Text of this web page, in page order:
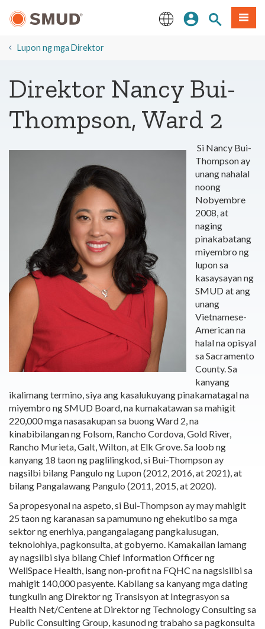
Nilalaman
Mag-sign InMenu
Lupon ng mga Direktor
Direktor Nancy Bui-
Thompson, Ward 2
Si Nancy Bui-
Thompson ay
unang nahalal
noong
Nobyembre
2008, at
naging
pinakabatang
miyembro ng
lupon sa
kasaysayan ng
SMUD at ang
unang
Vietnamese-
American na
halal na opisyal
sa Sacramento
County. Sa
kanyang
ikalimang termino, siya ang kasalukuyang pinakamatagal na
miyembro ng SMUD Board, na kumakatawan sa mahigit
220,000 mga nasasakupan sa buong Ward 2, na
kinabibilangan ng Folsom, Rancho Cordova, Gold River,
Rancho Murieta, Galt, Wilton, at Elk Grove. Sa loob ng
kanyang 18 taon ng paglilingkod, si Bui-Thompson ay
nagsilbi bilang Pangulo ng Lupon (2012, 2016, at 2021), at
bilang Pangalawang Pangulo (2011, 2015, at 2020).
Sa propesyonal na aspeto, si Bui-Thompson ay may mahigit
25 taon ng karanasan sa pamumuno ng ehekutibo sa mga
sektor ng enerhiya, pangangalagang pangkalusugan,
teknolohiya, pagkonsulta, at gobyerno. Kamakailan lamang
ay nagsilbi siya bilang Chief Information Officer ng
WellSpace Health, isang non-profit na FQHC na nagsisilbi sa
mahigit 140,000 pasyente. Kabilang sa kanyang mga dating
tungkulin ang Direktor ng Transisyon at Integrasyon sa
Health Net/Centene at Direktor ng Technology Consulting sa
Public Consulting Group, kasunod ng trabaho sa pagkonsulta